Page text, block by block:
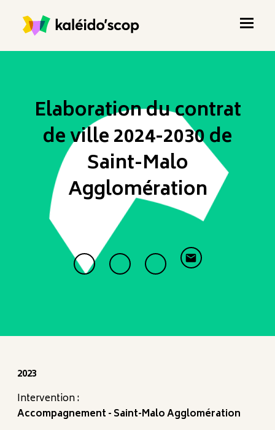
Elaboration du contrat
de ville 2024-2030 de
Saint-Malo
Agglomération
2023
Intervention :
Accompagnement - Saint-Malo Agglomération